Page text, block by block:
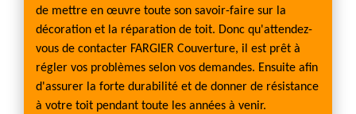
de mettre en œuvre toute son savoir-faire sur la
décoration et la réparation de toit. Donc qu'attendez-
vous de contacter FARGIER Couverture, il est prêt à
régler vos problèmes selon vos demandes. Ensuite afin
d'assurer la forte durabilité et de donner de résistance
à votre toit pendant toute les années à venir.